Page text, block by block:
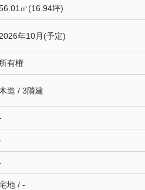
㎡(16.94坪)
2026年10月(予定)
所有権
木造 / 3階建
地 / -